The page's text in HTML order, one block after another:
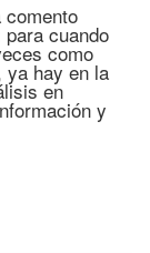
comento
cuando
como
ya hay en la
en
y